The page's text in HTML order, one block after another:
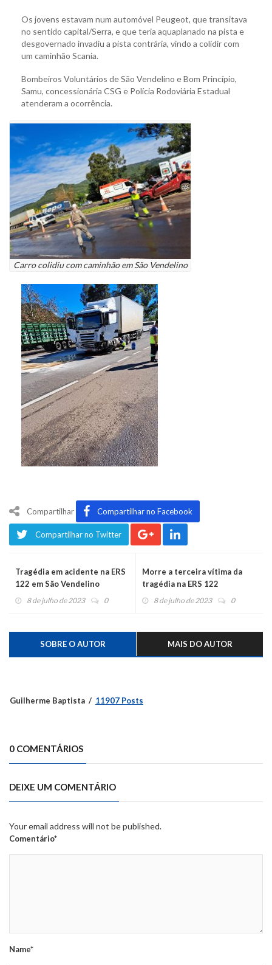
Os jovens estavam num automóvel Peugeot, que transitava
no sentido capital/Serra, e que teria aquaplanado na pista e
desgovernado invadiu a pista contrária, vindo a colidir com
um caminhão Scania.
Bombeiros Voluntários de São Vendelino e Bom Princípio,
Samu, concessionária CSG e Polícia Rodoviária Estadual
atenderam a ocorrência.
Carro colidiu com caminhão em São Vendelino
Compartilhar Compartilhar no Facebook
Compartilhar no Twitter
Tragédia em acidente na ERS
122 em São Vendelino
8 de julho de 2023 0
Morre a terceira vítima da
tragédia na ERS 122
8 de julho de 2023 0
SOBRE O AUTOR MAIS DO AUTOR
Guilherme Baptista 11907 Posts
0 COMENTÁRIOS
DEIXE UM COMENTÁRIO
Your email address will not be published.
Comentário*
Name*